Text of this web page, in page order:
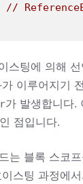
//
스팅에 의해
이루어지기
가 발생합니다.
점입니다.
는 블록 스코
스팅 과정에